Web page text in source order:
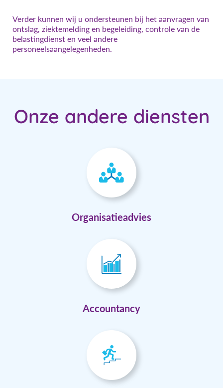
Verder kunnen wij u ondersteunen bij het aanvragen van
ontslag, ziektemelding en begeleiding, controle van de
belastingdienst en veel andere
personeelsaangelegenheden.
Onze andere diensten
Organisatieadvies
Accountancy